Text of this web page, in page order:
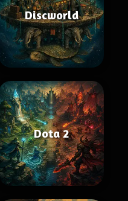
Discworld
Dota 2